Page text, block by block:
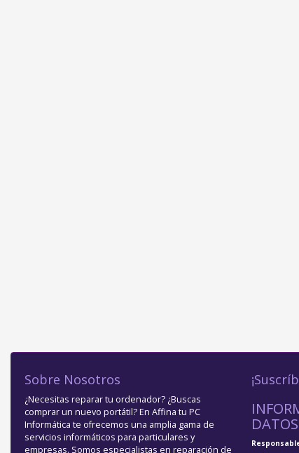
Sobre Nosotros
¿Necesitas reparar tu ordenador? ¿Buscas
comprar un nuevo portátil? En Affina tu PC
Informática te ofrecemos una amplia gama de
servicios informáticos para particulares y
empresas. Somos especialistas en reparación de
DATOS